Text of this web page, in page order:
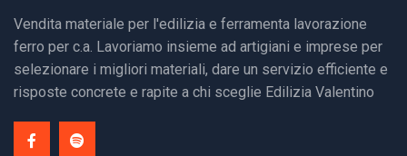
Vendita materiale per l'edilizia e ferramenta lavorazione
ferro per c.a. Lavoriamo insieme ad artigiani e imprese per
selezionare i migliori materiali, dare un servizio efficiente e
risposte concrete e rapite a chi sceglie Edilizia Valentino